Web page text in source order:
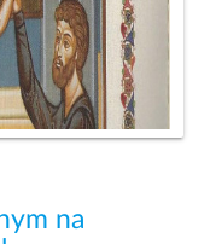
na